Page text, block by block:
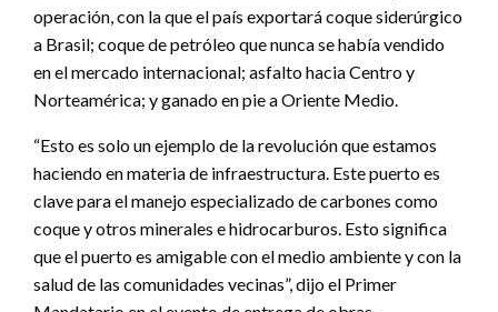
operación, con la que el país exportará coque siderúrgico
a Brasil; coque de petróleo que nunca se había vendido
en el mercado internacional; asfalto hacia Centro y
Norteamérica; y ganado en pie a Oriente Medio.
“Esto es solo un ejemplo de la revolución que estamos
haciendo en materia de infraestructura. Este puerto es
clave para el manejo especializado de carbones como
coque y otros minerales e hidrocarburos. Esto significa
que el puerto es amigable con el medio ambiente y con la
salud de las comunidades vecinas”, dijo el Primer